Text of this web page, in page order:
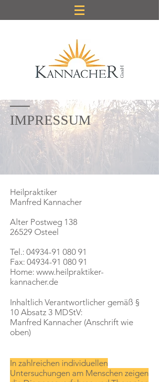
IMPRESSUM
Heilpraktiker
Manfred Kannacher
Alter Postweg 138
26529 Osteel
Tel.: 04934-91 080 91
Fax: 04934-91 080 91
Home: www.heilpraktiker-
kannacher.de
Inhaltlich Verantwortlicher gemäß §
10 Absatz 3 MDStV:
Manfred Kannacher (Anschrift wie
oben)
In zahlreichen individuellen
Untersuchungen am Menschen zeigen